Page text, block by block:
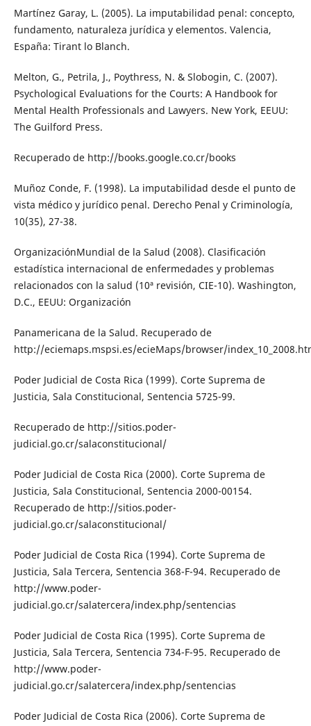
Martínez Garay, L. (2005). La imputabilidad penal: concepto,
fundamento, naturaleza jurídica y elementos. Valencia,
España: Tirant lo Blanch.
Melton, G., Petrila, J., Poythress, N. & Slobogin, C. (2007).
Psychological Evaluations for the Courts: A Handbook for
Mental Health Professionals and Lawyers. New York, EEUU:
The Guilford Press.
Recuperado de http://books.google.co.cr/books
Muñoz Conde, F. (1998). La imputabilidad desde el punto de
vista médico y jurídico penal. Derecho Penal y Criminología,
10(35), 27-38.
OrganizaciónMundial de la Salud (2008). Clasificación
estadística internacional de enfermedades y problemas
relacionados con la salud (10ª revisión, CIE-10). Washington,
D.C., EEUU: Organización
Panamericana de la Salud. Recuperado de
http://eciemaps.mspsi.es/ecieMaps/browser/
Poder Judicial de Costa Rica (1999). Corte Suprema de
Justicia, Sala Constitucional, Sentencia 5725-99.
Recuperado de http://sitios.poder-
judicial.go.cr/salaconstitucional/
Poder Judicial de Costa Rica (2000). Corte Suprema de
Justicia, Sala Constitucional, Sentencia 2000-00154.
Recuperado de http://sitios.poder-
judicial.go.cr/salaconstitucional/
Poder Judicial de Costa Rica (1994). Corte Suprema de
Justicia, Sala Tercera, Sentencia 368-F-94. Recuperado de
http://www.poder-
judicial.go.cr/salatercera/index.php/sentencias
Poder Judicial de Costa Rica (1995). Corte Suprema de
Justicia, Sala Tercera, Sentencia 734-F-95. Recuperado de
http://www.poder-
judicial.go.cr/salatercera/index.php/sentencias
Poder Judicial de Costa Rica (2006). Corte Suprema de